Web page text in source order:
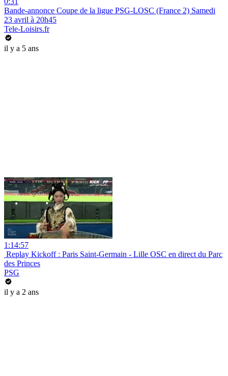
Bande-annonce Coupe de la ligue PSG-LOSC (France 2) Samedi
23 avril à 20h45
Tele-Loisirs.fr
il y a 5 ans
1:14:57
️️ Replay Kickoff : Paris Saint-Germain - Lille OSC en direct du Parc
des Princes
PSG
il y a 2 ans